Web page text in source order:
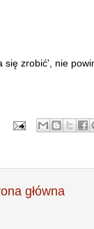
się zrobić', nie
główna